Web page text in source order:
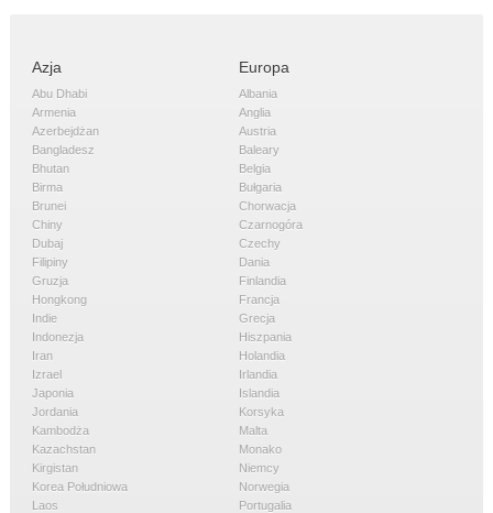
Azja
Abu Dhabi
Armenia
Azerbejdżan
Bangladesz
Bhutan
Birma
Brunei
Chiny
Dubaj
Filipiny
Gruzja
Hongkong
Indie
Indonezja
Iran
Izrael
Japonia
Jordania
Kambodża
Kazachstan
Kirgistan
Korea Południowa
Laos
Europa
Albania
Anglia
Austria
Baleary
Belgia
Bułgaria
Chorwacja
Czarnogóra
Czechy
Dania
Finlandia
Francja
Grecja
Hiszpania
Holandia
Irlandia
Islandia
Korsyka
Malta
Monako
Niemcy
Norwegia
Portugalia